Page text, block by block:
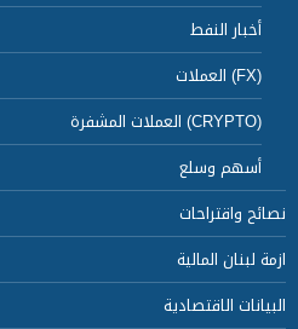
أخبار النفط
(FX) العملات
(CRYPTO) العملات المشفرة
أسهم وسلع
نصائح واقتراحات
ازمة لبنان المالية
البيانات الاقتصادية